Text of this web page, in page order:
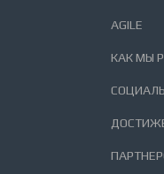
AGILE
КАК МЫ